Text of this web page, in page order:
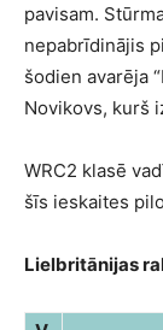
pavisam.
nepabrīdinājis
šodien avarēja
Novikovs, kurš
WRC2 klasē
šīs ieskaites
Lielbritānijas